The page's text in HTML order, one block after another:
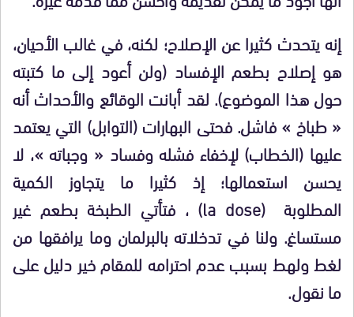
إنه يتحدث كثيرا عن الإصلاح؛ لكنه، في غالب الأحيان،
هو إصلاح بطعم الإفساد (ولن أعود إلى ما كتبته
حول هذا الموضوع). لقد أبانت الوقائع والأحداث أنه
« طباخ » فاشل. فحتى البهارات (التوابل) التي يعتمد
عليها (الخطاب) لإخفاء فشله وفساد « وجباته »، لا
يحسن استعمالها؛ إذ كثيرا ما يتجاوز الكمية
المطلوبة (la dose)
، فتأتي الطبخة بطعم غير
مستساغ. ولنا في تدخلاته بالبرلمان وما يرافقها من
لغط ولهط بسبب عدم احترامه للمقام خير دليل على
ما نقول.